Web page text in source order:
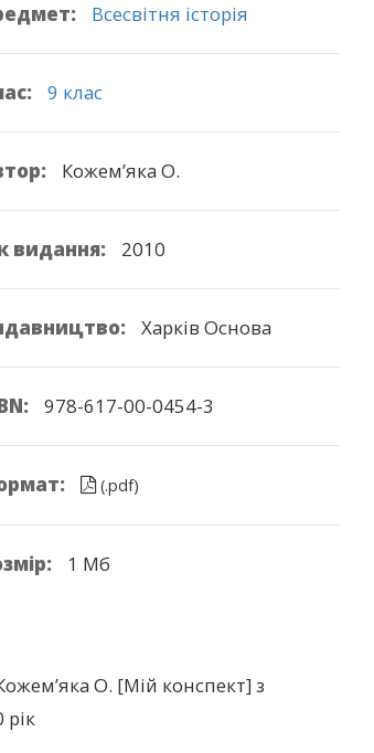
Всесвітня історія
9 клас
Кожем’яка О.
видання: 2010
Харків Основа
978-617-00-0454-3
(.pdf)
1 Мб
О. [Мій конспект] з
рік